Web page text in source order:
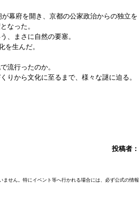
幕府を開き、京都の公家政治からの独立を
なった。
、まさに自然の要塞。
を生んだ。
流行ったのか。
りから文化に至るまで、様々な謎に迫る。
投稿者：
せん。特にイベント等へ行かれる場合には、必ず公式の情報